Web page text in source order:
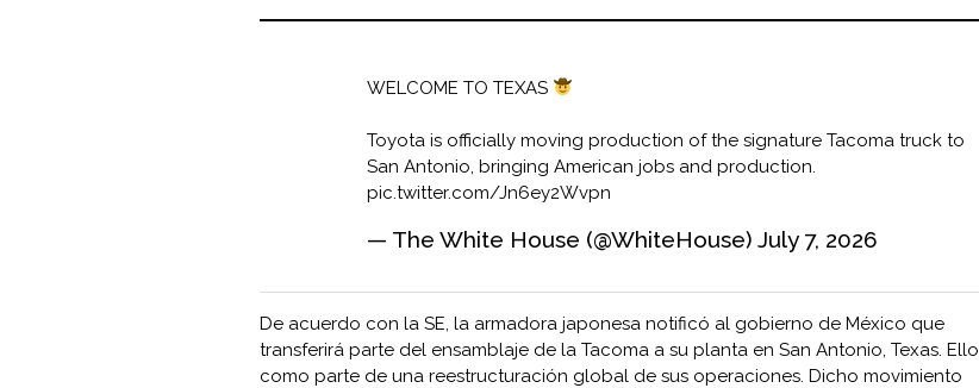
WELCOME TO TEXAS
Toyota is officially moving production of the signature Tacoma truck to
San Antonio, bringing American jobs and production.
pic.twitter.com/Jn6ey2Wvpn
— The White House (@WhiteHouse) July 7, 2026
De acuerdo con la SE, la armadora japonesa notificó al gobierno de México que
transferirá parte del ensamblaje de la Tacoma a su planta en San Antonio, Texas. Ello
como parte de una reestructuración global de sus operaciones. Dicho movimiento